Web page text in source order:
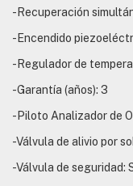
-Recuperación
-Encendido
-Regulador de
-Garantía (años): 3
-Piloto Analizador de
-Válvula de alivio por
-Válvula de seguridad: